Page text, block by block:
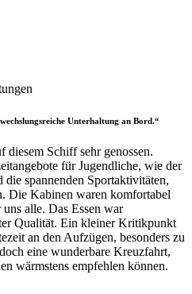
Unterhaltung an Bord.“
diesem Schiff sehr genossen.
für Jugendliche, wie der
die spannenden Sportaktivitäten,
Die Kabinen waren komfortabel
alle. Das Essen war
Qualität. Ein kleiner Kritikpunkt
an den Aufzügen, besonders zu
eine wunderbare Kreuzfahrt,
wärmstens empfehlen können.